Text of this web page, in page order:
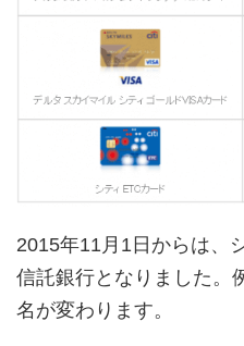
2015年11月1日からは、
信託銀行となりました。
名が変わります。